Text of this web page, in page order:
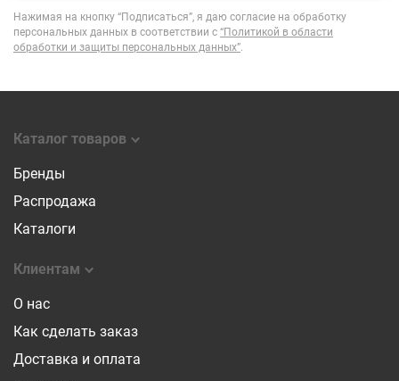
Нажимая на кнопку “Подписаться”, я даю согласие на обработку
персональных данных в соответствии с “Политикой в области
обработки и защиты персональных данных”.
Каталог товаров
Бренды
Распродажа
Каталоги
Клиентам
О нас
Как сделать заказ
Доставка и оплата